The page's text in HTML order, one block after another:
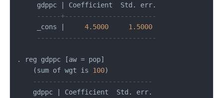
     gdppc | Coefficient  Std. err.
------+-----------------------
     _cons |
4.5000
1.5000
------------------------------
. reg gdppc [aw = pop]
    (sum of wgt is
100)
------------------------------
    gdppc | Coefficient  Std. err.